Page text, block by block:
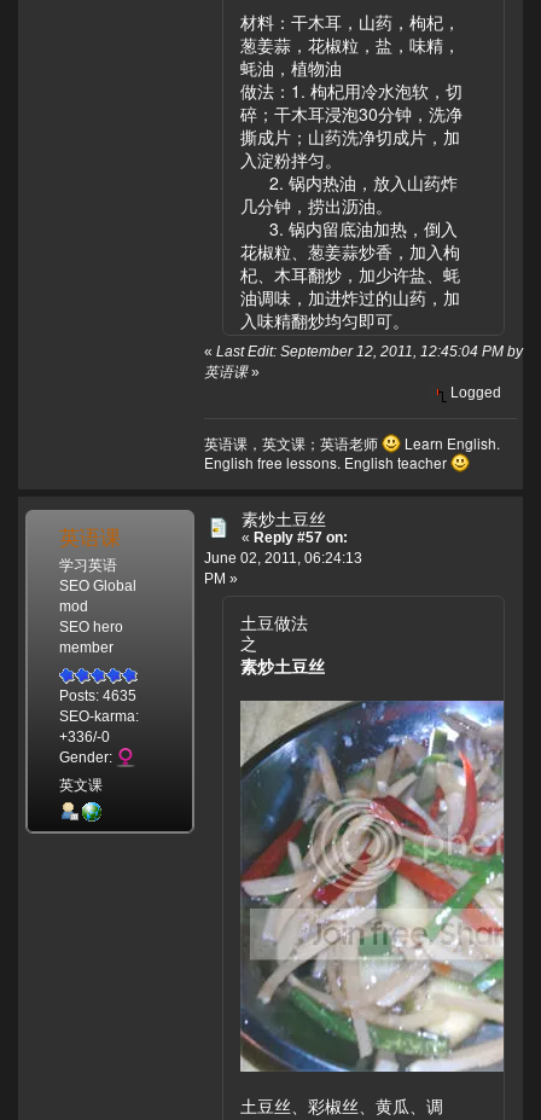
材料：干木耳，山药，枸杞，
葱姜蒜，花椒粒，盐，味精，
蚝油，植物油
做法：1. 枸杞用冷水泡软，切
碎；干木耳浸泡30分钟，洗净
撕成片；山药洗净切成片，加
入淀粉拌匀。
2. 锅内热油，放入山药炸
几分钟，捞出沥油。
3. 锅内留底油加热，倒入
花椒粒、葱姜蒜炒香，加入枸
杞、木耳翻炒，加少许盐、蚝
油调味，加进炸过的山药，加
入味精翻炒均匀即可。
« Last Edit: September 12, 2011, 12:45:04 PM by
英语课»
Logged
英语课，英文课；英语老师
Learn English.
English free lessons. English teacher
英语课
学习英语
SEO Global
mod
SEO hero
member
Posts: 4635
SEO-karma:
+336/-0
Gender:
英文课
素炒土豆丝
« Reply #57 on:
June 02, 2011, 06:24:13
PM »
土豆做法
之
素炒土豆丝
土豆丝、彩椒丝、黄瓜、调